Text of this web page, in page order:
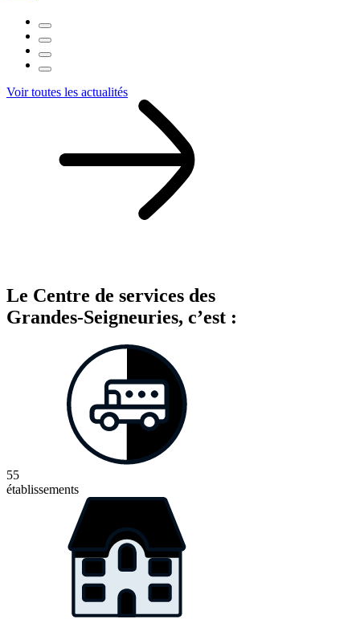
Voir toutes les actualités
Le Centre de services des
Grandes‑Seigneuries, c’est :
55
établissements